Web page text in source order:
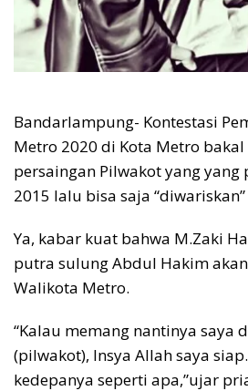
Bandarlampung- Kontestasi
Metro 2020 di Kota Metro bakal
persaingan Pilwakot yang
2015 lalu bisa saja
Ya, kabar kuat bahwa M.Zaki
putra sulung Abdul Hakim
Walikota Metro.
“Kalau memang nantinya saya
(pilwakot), Insya Allah saya
kedepanya seperti apa,”ujar